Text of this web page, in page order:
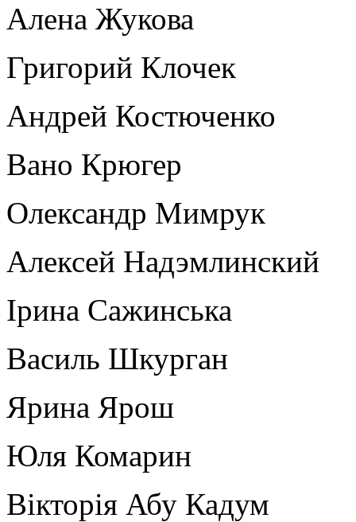
Алена Жукова
Григорий Клочек
Андрей Костюченко
Вано Крюгер
Олександр Мимрук
Алексей Надэмлинский
Ірина Сажинська
Василь Шкурган
Ярина Ярош
Юля Комарин
Вікторія Абу Кадум